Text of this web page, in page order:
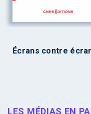
Écrans contre
LES MÉDIAS EN